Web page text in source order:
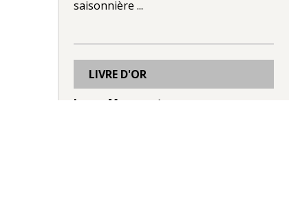
saisonnière ...
LIVRE D'OR
Laura Manusset